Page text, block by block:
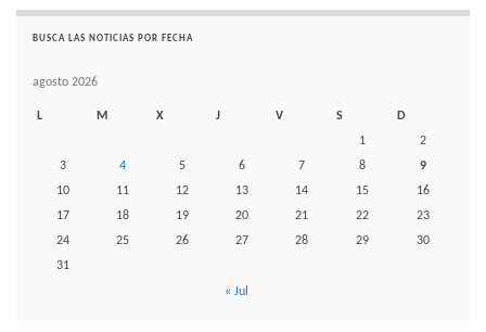
BUSCA LAS NOTICIAS POR FECHA
agosto 2026
L M X J V S
D
1
2
3
4 5 6 7 8
9
10
11 12 13 14 15
16
17
18 19 20 21 22
23
24
25 26 27 28 29
30
31
« Jul